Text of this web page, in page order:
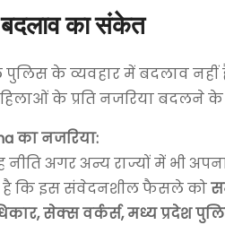
का संकेत
के व्यवहार में बदलाव
के प्रति नजरिया बदलने
का नजरिया:
नीति अगर अन्य राज्यों में भी
है कि इस संवेदनशील फैसले को
सेक्स वर्कर्स, मध्य प्रदेश